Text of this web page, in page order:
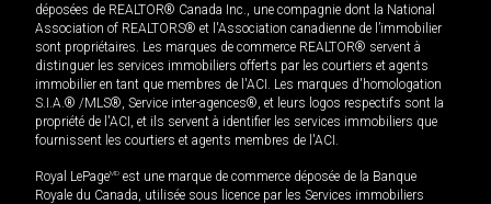
déposées de REALTOR® Canada Inc., une compagnie dont la National
Association of REALTORS® et l'Association canadienne de l’immobilier
sont propriétaires. Les marques de commerce REALTOR® servent à
distinguer les services immobiliers offerts par les courtiers et agents
immobilier en tant que membres de l'ACI. Les marques d'homologation
S.I.A.® /MLS®, Service inter-agences®, et leurs logos respectifs sont la
propriété de l'ACI, et ils servent à identifier les services immobiliers que
fournissent les courtiers et agents membres de l'ACI.
Royal LePageMD est une marque de commerce déposée de la Banque
Royale du Canada, utilisée sous licence par les Services immobiliers